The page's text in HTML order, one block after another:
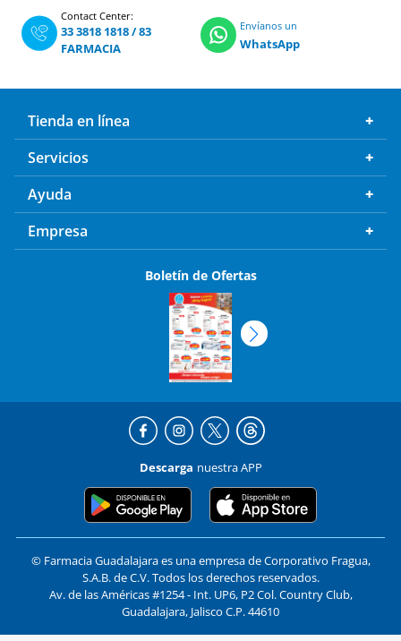
Contact Center:
33 3818 1818/83
FARMACIA
Envíanos un
WhatsApp
Tienda en línea
Servicios
Ayuda
Empresa
Boletín de Ofertas
Descarga nuestra APP
© Farmacia Guadalajara es una empresa de Corporativo Fragua,
S.A.B. de C.V. Todos los derechos reservados.
Av. de las Américas #1254 - Int. UP6, P2 Col. Country Club,
Guadalajara, Jalisco C.P. 44610